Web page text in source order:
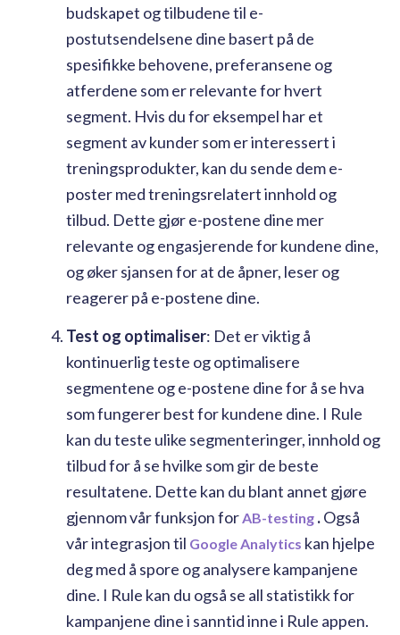
budskapet og tilbudene til e-
postutsendelsene dine basert på de
spesifikke behovene, preferansene og
atferdene som er relevante for hvert
segment. Hvis du for eksempel har et
segment av kunder som er interessert i
treningsprodukter, kan du sende dem e-
poster med treningsrelatert innhold og
tilbud. Dette gjør e-postene dine mer
relevante og engasjerende for kundene dine,
og øker sjansen for at de åpner, leser og
reagerer på e-postene dine.
Test og optimaliser: Det er viktig å
kontinuerlig teste og optimalisere
segmentene og e-postene dine for å se hva
som fungerer best for kundene dine. I Rule
kan du teste ulike segmenteringer, innhold og
tilbud for å se hvilke som gir de beste
resultatene. Dette kan du blant annet gjøre
gjennom vår funksjon for AB-testing .Også
vår integrasjon til Google Analytics kan hjelpe
deg med å spore og analysere kampanjene
dine. I Rule kan du også se all statistikk for
kampanjene dine i sanntid inne i Rule appen.